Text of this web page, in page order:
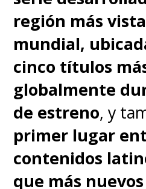
región más
mundial,
cinco títulos
globalmente
de estreno, y
primer lugar
contenidos
que más